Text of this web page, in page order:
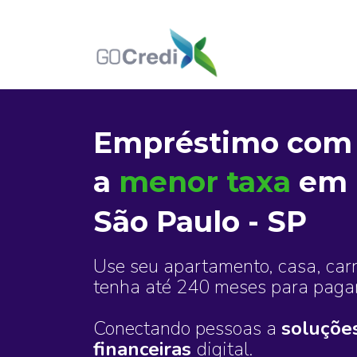
Empréstimo com
a menor taxa em
São Paulo - SP
Use seu apartamento, casa,
tenha até 240 meses para
Conectando pessoas a
financeiras digital.